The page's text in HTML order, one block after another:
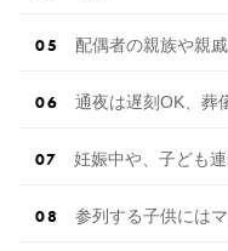
配偶者の親族や親
通夜は遅刻OK、葬
妊娠中や、子ども
参列する子供には